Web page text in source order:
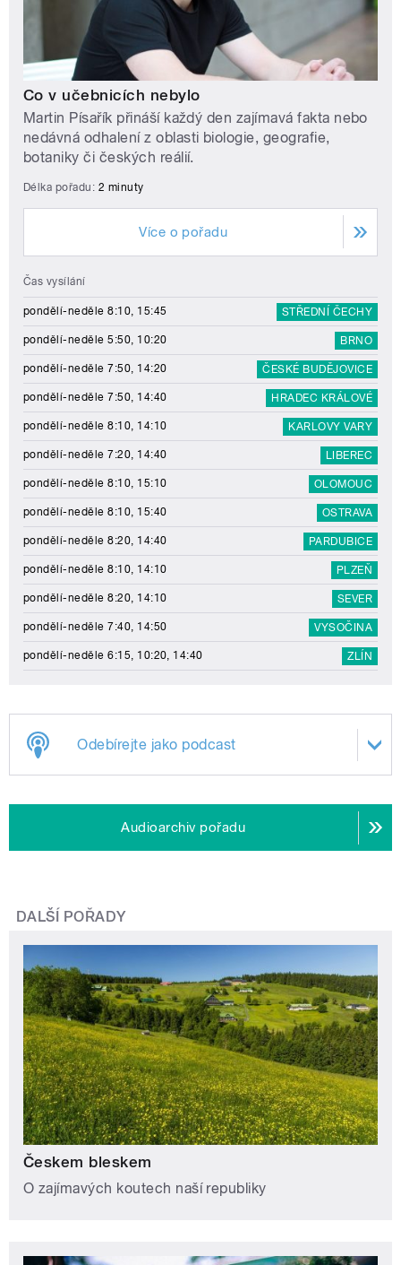
Co v učebnicích nebylo
Martin Písařík přináší každý den zajímavá fakta nebo
nedávná odhalení z oblasti biologie, geografie,
botaniky či českých reálií.
Délka pořadu: 2 minuty
Více o pořadu
Čas vysílání
pondělí-neděle 8:10, 15:45 STŘEDNÍ ČECHY
pondělí-neděle 5:50, 10:20 BRNO
pondělí-neděle 7:50, 14:20 ČESKÉ BUDĚJOVICE
pondělí-neděle 7:50, 14:40 HRADEC KRÁLOVÉ
pondělí-neděle 8:10, 14:10 KARLOVY VARY
pondělí-neděle 7:20, 14:40 LIBEREC
pondělí-neděle 8:10, 15:10 OLOMOUC
pondělí-neděle 8:10, 15:40 OSTRAVA
pondělí-neděle 8:20, 14:40 PARDUBICE
pondělí-neděle 8:10, 14:10 PLZEŇ
pondělí-neděle 8:20, 14:10 SEVER
pondělí-neděle 7:40, 14:50 VYSOČINA
pondělí-neděle 6:15, 10:20, 14:40 ZLÍN
Odebírejte jako podcast
Audioarchiv pořadu
DALŠÍ POŘADY
Českem bleskem
O zajímavých koutech naší republiky